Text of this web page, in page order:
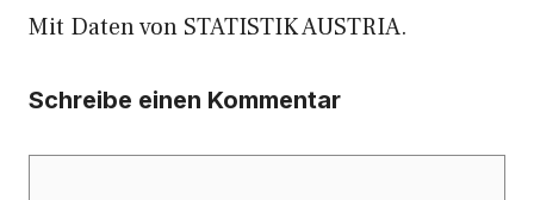
Mit Daten von STATISTIK AUSTRIA.
Schreibe einen Kommentar